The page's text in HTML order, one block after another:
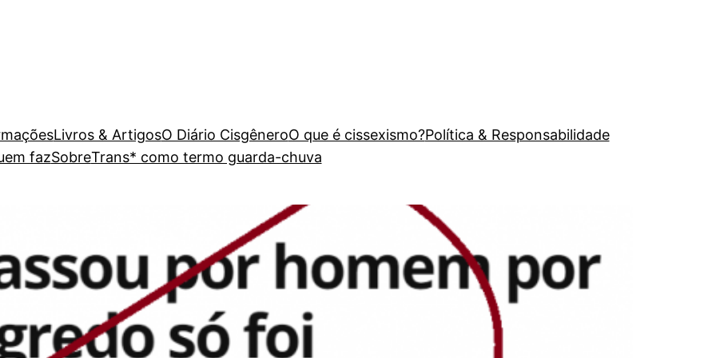
Livros & ArtigosO Diário CisgêneroO que é cissexismo?Política & Responsabilidade
fazSobreTrans* como termo guarda-chuva